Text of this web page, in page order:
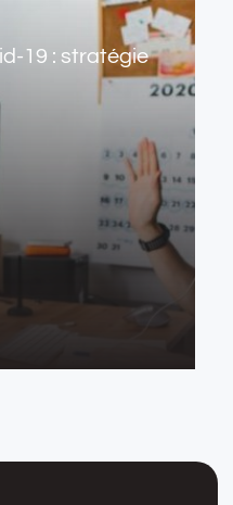
19 : stratégie